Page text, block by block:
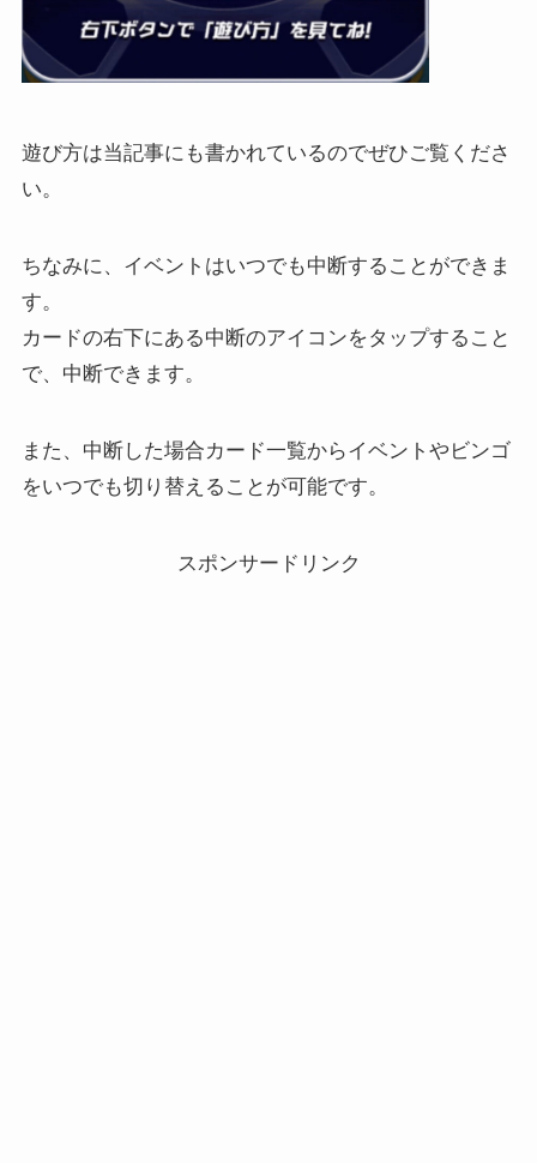
遊び方は当記事にも書かれているのでぜひご覧くださ
い。
ちなみに、イベントはいつでも中断することができま
す。
カードの右下にある中断のアイコンをタップすること
で、中断できます。
また、中断した場合カード一覧からイベントやビンゴ
をいつでも切り替えることが可能です。
スポンサードリンク